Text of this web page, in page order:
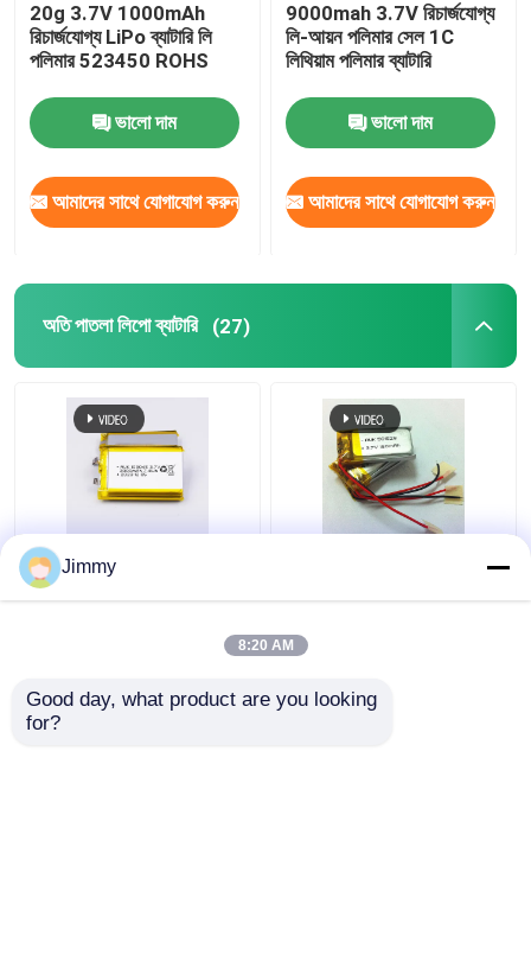
20g 3.7V 1000mAh
রিচার্জযোগ্য LiPo ব্যাটারি লি
পলিমার 523450 ROHS
ভালো দাম
আমাদের সাথে যোগাযোগ করুন
9000mah 3.7V রিচার্জযোগ্য
লি-আয়ন পলিমার সেল 1C
লিথিয়াম পলিমার ব্যাটারি
ভালো দাম
আমাদের সাথে যোগাযোগ করুন
অতি পাতলা লিপো ব্যাটারি (27)
আল্ট্রা থিন লি-আয়ন পলিমার ৩.৭
ভি ১৮০০ এমএএইচ লিপো ব্যাটারি
আল্ট্রা থিন লিথিয়াম ব্যাটারি পলিমার
Jimmy
8:20 AM
Good day, what product are you looking
for?